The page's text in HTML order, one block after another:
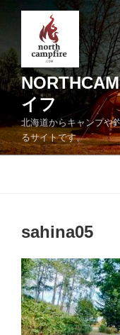
ン
ツ
へ
キ
ッ
イフ
北海道からキャンプや
るサイトです。
sahina05